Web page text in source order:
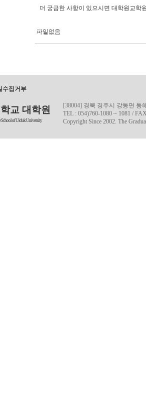
더 궁금한 사항이 있으시면 대학원교학
파일없음
수집거부
교 대학원
School of Uiduk University
[38004] 경북 경주시 강동면 동
TEL : 054)760-1080 ~ 1081 /
Copyright Since 2002. The